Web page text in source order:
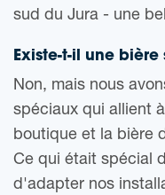
sud du Jura - une
Existe-t-il une
Non, mais nous
spéciaux qui allient
boutique et la bière
Ce qui était spécial
d'adapter nos